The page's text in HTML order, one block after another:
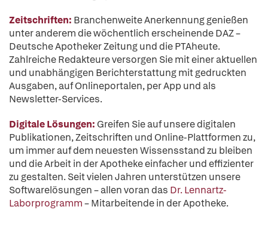
Zeitschriften: Branchenweite Anerkennung genießen
unter anderem die wöchentlich erscheinende DAZ –
Deutsche Apotheker Zeitung und die PTAheute.
Zahlreiche Redakteure versorgen Sie mit einer aktuellen
und unabhängigen Berichterstattung mit gedruckten
Ausgaben, auf Onlineportalen, per App und als
Newsletter-Services.
Digitale Lösungen: Greifen Sie auf unsere digitalen
Publikationen, Zeitschriften und Online-Plattformen zu,
um immer auf dem neuesten Wissensstand zu bleiben
und die Arbeit in der Apotheke einfacher und effizienter
zu gestalten. Seit vielen Jahren unterstützen unsere
Softwarelösungen – allen voran das Dr. Lennartz-
Laborprogramm– Mitarbeitende in der Apotheke.